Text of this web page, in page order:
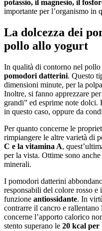
potassio, il magnesio, il
importante per l’organismo in
La dolcezza dei
pollo allo yogurt
In qualità di contorno nel
pomodori datterini. Questo
dimensioni minute, per la
Inoltre, si fanno apprezzare
grandi” ed esprime note dolci.
in questo caso, oppure da
Per quanto concerne le
rimpiangere le altre varietà di
C e la vitamina A,
per la vista. Ottime sono
minerali.
I pomodori datterini
responsabili del colore rosso e
funzione antiossidante. In
contrarre il cancro e
concerne l’apporto calorico
stento superano le 20 kcal per